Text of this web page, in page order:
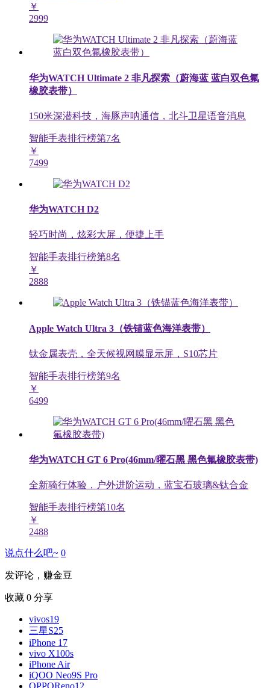
￥
2999
华为WATCH Ultimate 2 非凡探索（蔚海蓝 蓝白双色氟
橡胶表带）
150米深潜科技，海豚声呐通信，北斗卫星语音消息
智能手表排行榜第7名
￥
7499
华为WATCH D2
轻巧时尚，炫彩大屏，便捷上手
智能手表排行榜第8名
￥
2888
Apple Watch Ultra 3（铁锚蓝色海洋表带）
钛金属表壳，全天候视网膜显示屏，S10芯片
智能手表排行榜第9名
￥
6499
华为WATCH GT 6 Pro(46mm/曜石黑 黑色氟橡胶表带)
全新骑行体验，户外进阶运动，蓝宝石玻璃&钛合金
智能手表排行榜第10名
￥
2488
说点什么吧~ 0
发评论，赚金豆
收藏 0 分享
vivos19
三星S25
iPhone 17
vivo X100s
iPhone Air
iQOO Neo9S Pro